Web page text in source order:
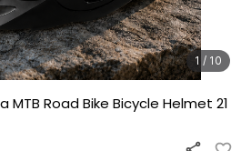
1 / 10
MTB Road Bike Bicycle Helmet 21